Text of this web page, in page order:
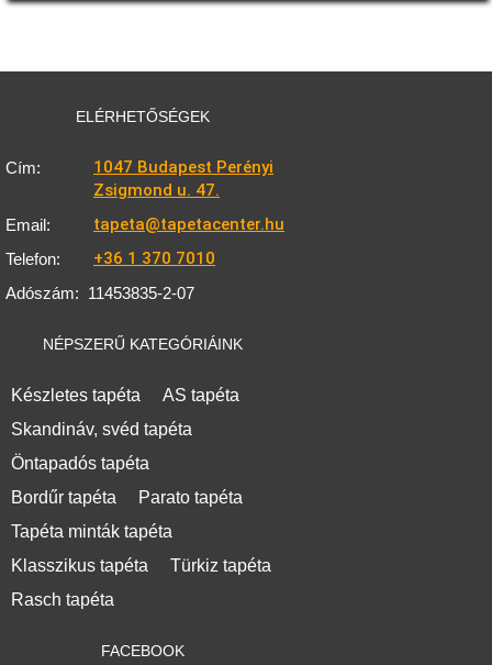
ELÉRHETŐSÉGEK
Cím:
1047 Budapest Perényi
Zsigmond u. 47.
Email: tapeta@tapetacenter.hu
Telefon: +36 1 370 7010
Adószám: 11453835-2-07
NÉPSZERŰ KATEGÓRIÁINK
Készletes tapéta
AS tapéta
Skandináv, svéd tapéta
Öntapadós tapéta
Bordűr tapéta
Parato tapéta
Tapéta minták tapéta
Klasszikus tapéta
Türkiz tapéta
Rasch tapéta
FACEBOOK